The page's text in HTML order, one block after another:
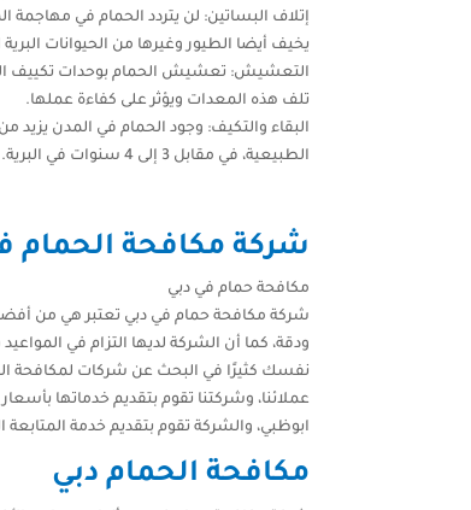
إتلاف البساتين: لن يتردد الحمام في مهاجمة
يخيف أيضا الطيور وغيرها من الحيوانات البرية
التعشيش: تعشيش الحمام بوحدات تكييف
تلف هذه المعدات ويؤثر على كفاءة عملها.
البقاء والتكيف: وجود الحمام في المدن يزيد من عمرها
الطبيعية، في مقابل 3 إلى 4 سنوات في البرية.
شركة مكافحة الحمام
مكافحة حمام في دبي
شركة مكافحة حمام في دبي تعتبر هي من
ودقة، كما أن الشركة لديها التزام في
نفسك كثيرًا في البحث عن شركات لمكافحة
عملائنا، وشركتنا تقوم بتقديم خدماتها
ابوظبي، والشركة تقوم بتقديم خدمة المتابعة
مكافحة الحمام دبي